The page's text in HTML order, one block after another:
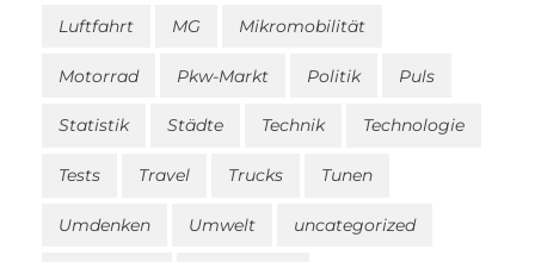
Luftfahrt MG Mikromobilität
Motorrad Pkw-Markt Politik Puls
Statistik Städte Technik Technologie
Tests Travel Trucks Tunen
Umdenken Umwelt uncategorized